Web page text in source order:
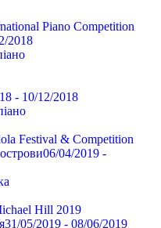
Piano Competition
2018
- 10/12/2018
Festival & Competition
06/04/2019 -
Hill 2019
31/05/2019 - 08/06/2019